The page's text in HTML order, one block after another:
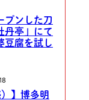
プンした刀
丹亭」にて
豆腐を試し
】博多明